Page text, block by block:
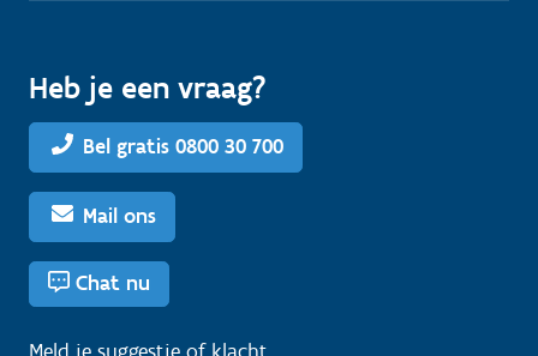
Heb je een vraag?
Bel gratis 0800 30 700
Mail ons
Chat nu